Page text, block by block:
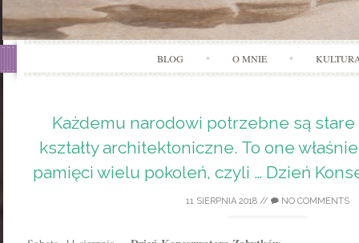
BLOG O MNIE
Każdemu narodowi potrzebne są
kształty architektoniczne. To one
pamięci wielu pokoleń, czyli … Dzień
11 SIERPNIA 2018 // NO COMMENTS